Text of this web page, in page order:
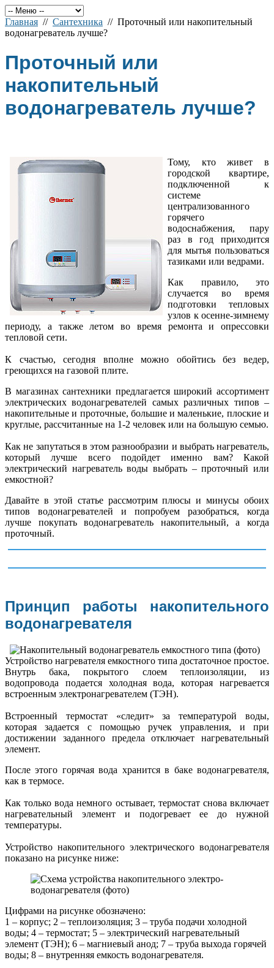
Главная // Сантехника // Проточный или накопительный
водонагреватель лучше?
Проточный или
накопительный
водонагреватель лучше?
Тому, кто живет в
городской квартире,
подключенной к
системе
централизованного
горячего
водоснабжения, пару
раз в год приходится
для мытья пользоваться
тазиками или ведрами.
Как правило, это
случается во время
подготовки тепловых
узлов к осенне-зимнему
периоду, а также летом во время ремонта и опрессовки
тепловой сети.
К счастью, сегодня вполне можно обойтись без ведер,
греющихся на газовой плите.
В магазинах сантехники предлагается широкий ассортимент
электрических водонагревателей самых различных типов –
накопительные и проточные, большие и маленькие, плоские и
круглые, рассчитанные на 1-2 человек или на большую семью.
Как не запутаться в этом разнообразии и выбрать нагреватель,
который лучше всего подойдет именно вам? Какой
электрический нагреватель воды выбрать – проточный или
емкостной?
Давайте в этой статье рассмотрим плюсы и минусы обоих
типов водонагревателей и попробуем разобраться, когда
лучше покупать водонагреватель накопительный, а когда
проточный.
Принцип работы накопительного
водонагревателя
Устройство нагревателя емкостного типа достаточное простое.
Внутрь бака, покрытого слоем теплоизоляции, из
водопровода подается холодная вода, которая нагревается
встроенным электронагревателем (ТЭН).
Встроенный термостат «следит» за температурой воды,
которая задается с помощью ручек управления, и при
достижении заданного предела отключает нагревательный
элемент.
После этого горячая вода хранится в баке водонагревателя,
как в термосе.
Как только вода немного остывает, термостат снова включает
нагревательный элемент и подогревает ее до нужной
температуры.
Устройство накопительного электрического водонагревателя
показано на рисунке ниже:
Цифрами на рисунке обозначено:
1 – корпус; 2 – теплоизоляция; 3 – труба подачи холодной
воды; 4 – термостат; 5 – электрический нагревательный
элемент (ТЭН); 6 – магниевый анод; 7 – труба выхода горячей
воды; 8 – внутренняя емкость водонагревателя.